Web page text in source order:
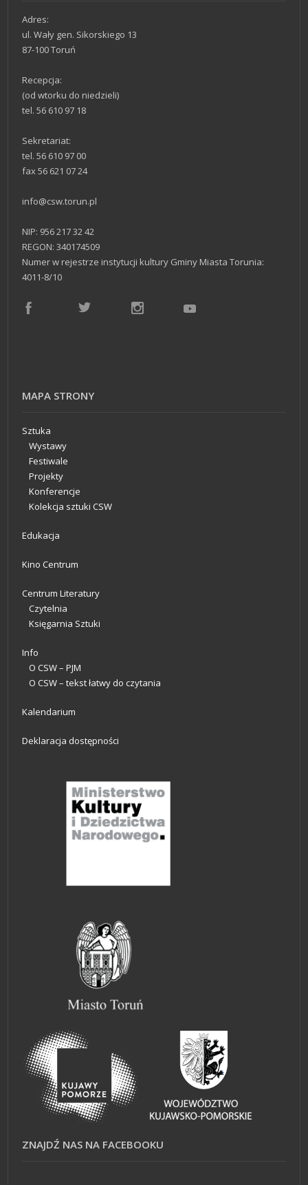
30.06.2020 Dzień
Adres:
ul. Wały gen. Sikorskiego 13
87-100 Toruń
Recepcja:
(od wtorku do niedzieli)
tel. 56 610 97 18
Sekretariat:
tel. 56 610 97 00
fax 56 621 07 24
info@csw.torun.pl
NIP: 956 217 32 42
REGON: 340174509
Numer w rejestrze instytucji kultury Gminy Miasta Torunia:
4011-8/10
MAPA STRONY
Sztuka
Wystawy
Festiwale
Projekty
Konferencje
Kolekcja sztuki CSW
Edukacja
Kino Centrum
Centrum Literatury
Czytelnia
Księgarnia Sztuki
Info
O CSW – PJM
O CSW – tekst łatwy do czytania
Kalendarium
Deklaracja dostępności
ZNAJDŹ NAS NA FACEBOOKU